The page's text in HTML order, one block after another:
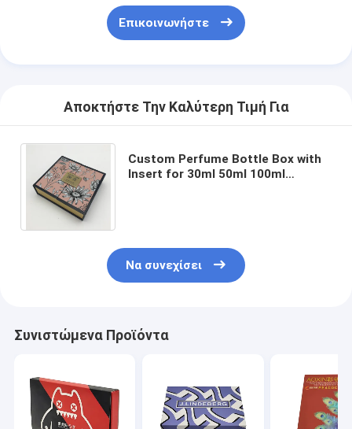
Επικοινωνήστε
Αποκτήστε Την Καλύτερη Τιμή Για
Custom Perfume Bottle Box with
Insert for 30ml 50ml 100ml
Να συνεχίσει
Συνιστώμενα Προϊόντα